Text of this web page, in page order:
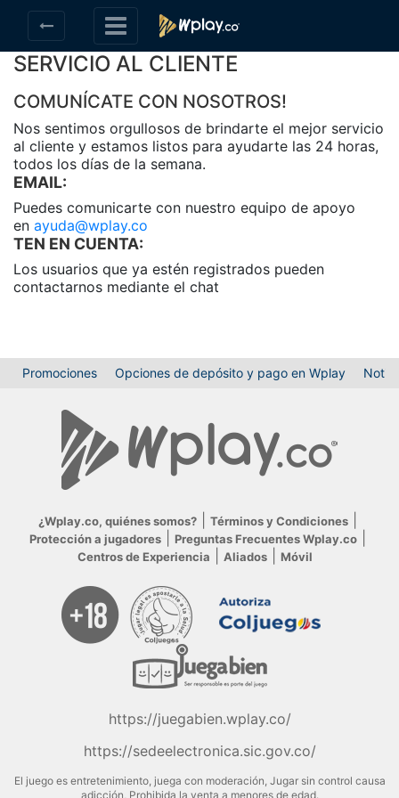
SERVICIO AL CLIENTE
COMUNÍCATE CON NOSOTROS!
Nos sentimos orgullosos de brindarte el mejor servicio
al cliente y estamos listos para ayudarte las 24 horas,
todos los días de la semana.
EMAIL:
Puedes comunicarte con nuestro equipo de apoyo
en ayuda@wplay.co
TEN EN CUENTA:
Los usuarios que ya estén registrados pueden
contactarnos mediante el chat
Promociones Opciones de depósito y pago en Wplay
¿Wplay.co, quiénes somos?
Términos y Condiciones
Protección a jugadores
Preguntas Frecuentes Wplay.co
Centros de Experiencia
Aliados Móvil
https://juegabien.wplay.co/
https://sedeelectronica.sic.gov.co/
El juego es entretenimiento, juega con moderación, Jugar sin control causa
adicción, Prohibida la venta a menores de edad.